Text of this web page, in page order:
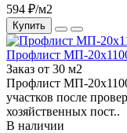
594 ₽/м2
Купить
Профлист МП-
Заказ от 30 м2
Профлист МП-
участков после
хозяйственных пост..
В наличии